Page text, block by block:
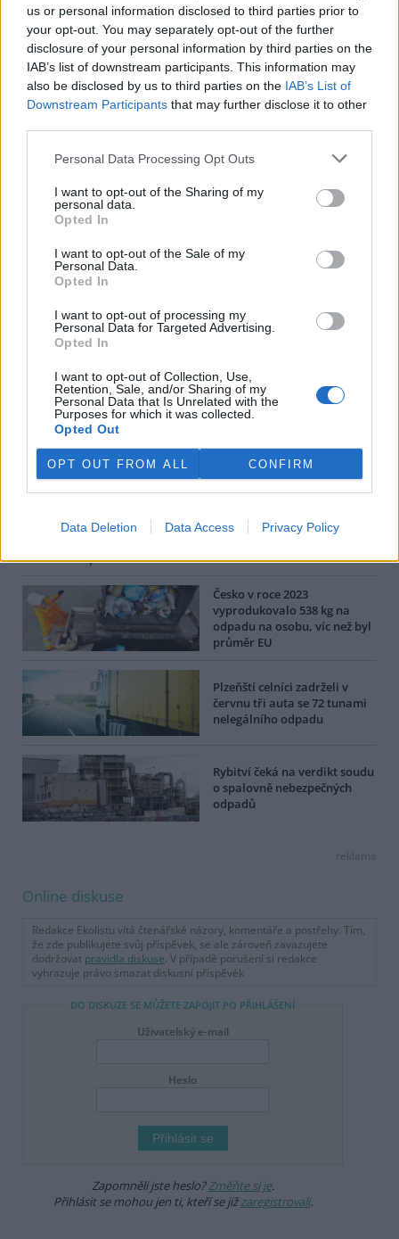
us or personal information disclosed to third parties prior to
your opt-out. You may separately opt-out of the further
disclosure of your personal information by third parties on the
IAB’s list of downstream participants. This information may
also be disclosed by us to third parties on the IAB’s List of
Downstream Participants that may further disclose it to other
Personal Data Processing Opt Outs
I want to opt-out of the Sharing of my
personal data.
Opted In
I want to opt-out of the Sale of my
Personal Data.
Opted In
I want to opt-out of processing my
Personal Data for Targeted Advertising.
Opted In
I want to opt-out of Collection, Use,
Retention, Sale, and/or Sharing of my
Personal Data that Is Unrelated with the
Purposes for which it was collected.
Opted Out
OPT OUT FROM ALL CONFIRM
Data Deletion Data Access Privacy Policy
tisknout
BEZK využívá agenturní zpravodajství ČTK, která si vyhrazuje
Dále čtěte |
Česko v roce 2023
vyprodukovalo 538 kg na
odpadu na osobu, víc než byl
průměr EU
Plzeňští celníci zadrželi v
červnu tři auta se 72 tunami
nelegálního odpadu
Rybitví čeká na verdikt soudu
o spalovně nebezpečných
odpadů
reklama
Online diskuse
Redakce Ekolistu vítá čtenářské názory, komentáře a postřehy. Tím,
že zde publikujete svůj příspěvek, se ale zároveň zavazujete
dodržovat pravidla diskuse. V případě porušení si redakce
vyhrazuje právo smazat diskusní příspěvěk
DO DISKUZE SE MŮŽETE ZAPOJIT PO PŘIHLÁŠENÍ
Uživatelský e-mail
Heslo
Zapomněli jste heslo?Změňte si je.
Přihlásit se mohou jen ti, kteří se jižzaregistrovali.